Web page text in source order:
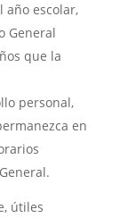
año escolar,
General
que la
personal,
en
útiles